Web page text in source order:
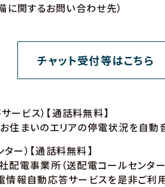
に関するお問い合わせ先）
チャット受付等はこちら
ービス）【通話料無料】
まいのエリアの停電状況を自動音
ー）【通話料無料】
配電事業所（送配電コールセンタ
情報自動応答サービスを是非ご利用